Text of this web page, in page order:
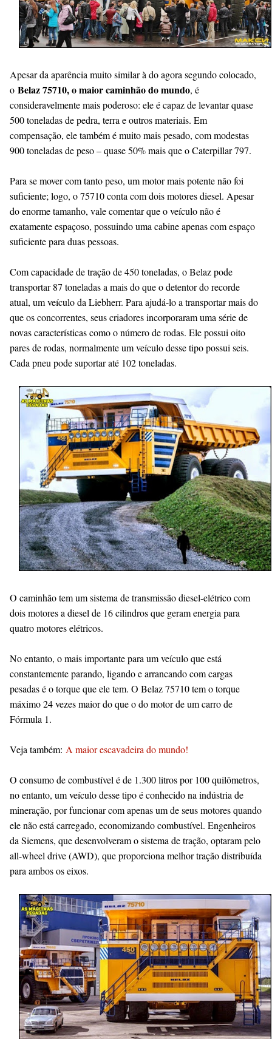
Apesar da aparência muito similar à do agora segundo colocado,
o Belaz 75710, o maior caminhão do mundo, é
consideravelmente mais poderoso: ele é capaz de levantar quase
500 toneladas de pedra, terra e outros materiais. Em
compensação, ele também é muito mais pesado, com modestas
900 toneladas de peso – quase 50% mais que o Caterpillar 797.
Para se mover com tanto peso, um motor mais potente não foi
suficiente; logo, o 75710 conta com dois motores diesel. Apesar
do enorme tamanho, vale comentar que o veículo não é
exatamente espaçoso, possuindo uma cabine apenas com espaço
suficiente para duas pessoas.
Com capacidade de tração de 450 toneladas, o Belaz pode
transportar 87 toneladas a mais do que o detentor do recorde
atual, um veículo da Liebherr. Para ajudá-lo a transportar mais do
que os concorrentes, seus criadores incorporaram uma série de
novas características como o número de rodas. Ele possui oito
pares de rodas, normalmente um veículo desse tipo possui seis.
Cada pneu pode suportar até 102 toneladas.
O caminhão tem um sistema de transmissão diesel-elétrico com
dois motores a diesel de 16 cilindros que geram energia para
quatro motores elétricos.
No entanto, o mais importante para um veículo que está
constantemente parando, ligando e arrancando com cargas
pesadas é o torque que ele tem. O Belaz 75710 tem o torque
máximo 24 vezes maior do que o do motor de um carro de
Fórmula 1.
Veja também: A maior escavadeira do mundo!
O consumo de combustível é de 1.300 litros por 100 quilômetros,
no entanto, um veículo desse tipo é conhecido na indústria de
mineração, por funcionar com apenas um de seus motores quando
ele não está carregado, economizando combustível. Engenheiros
da Siemens, que desenvolveram o sistema de tração, optaram pelo
all-wheel drive (AWD), que proporciona melhor tração distribuída
para ambos os eixos.